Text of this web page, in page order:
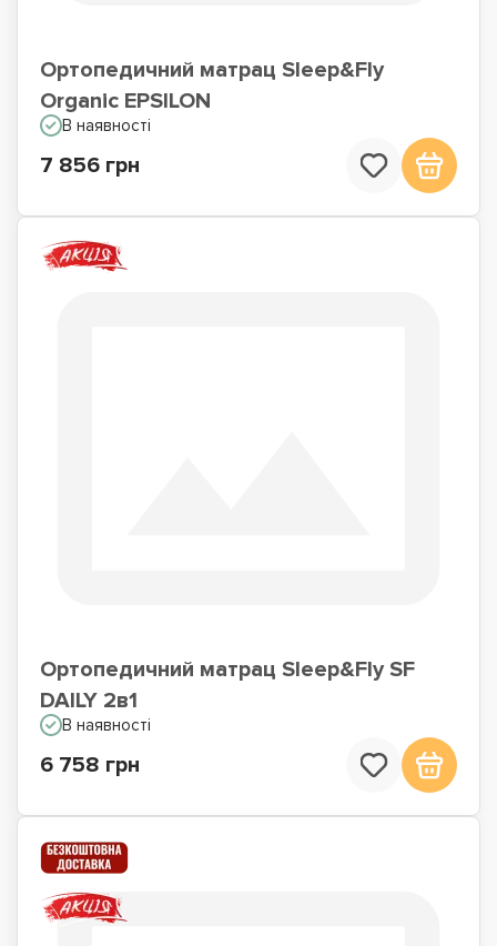
Ортопедичний матрац Sleep&Fly
Organic EPSILON
В наявності
7 856 грн
Ортопедичний матрац Sleep&Fly SF
DAILY 2в1
В наявності
6 758 грн